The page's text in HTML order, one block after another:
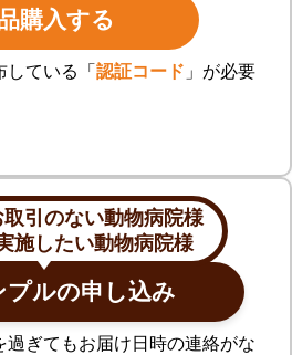
購入する
している「認証コード 」が必要
引のない動物病院様
施したい動物病院様
プルの申し込み
過ぎてもお届け日時の連絡がな